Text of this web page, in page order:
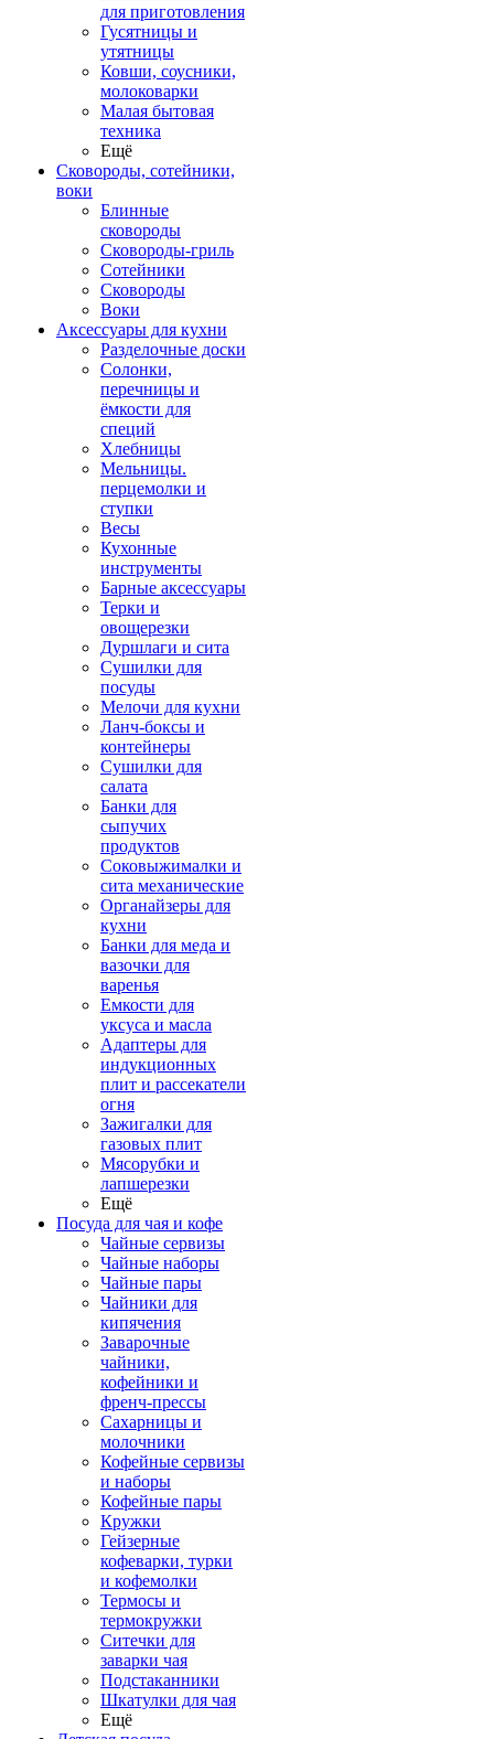
для приготовления
Гусятницы и
утятницы
Ковши, соусники,
молоковарки
Малая бытовая
техника
Ещё
Сковороды, сотейники,
воки
Блинные
сковороды
Сковороды-гриль
Сотейники
Сковороды
Воки
Аксессуары для кухни
Разделочные доски
Солонки,
перечницы и
ёмкости для
специй
Хлебницы
Мельницы.
перцемолки и
ступки
Весы
Кухонные
инструменты
Барные аксессуары
Терки и
овощерезки
Дуршлаги и сита
Сушилки для
посуды
Мелочи для кухни
Ланч-боксы и
контейнеры
Сушилки для
салата
Банки для
сыпучих
продуктов
Соковыжималки и
сита механические
Органайзеры для
кухни
Банки для меда и
вазочки для
варенья
Емкости для
уксуса и масла
Адаптеры для
индукционных
плит и рассекатели
огня
Зажигалки для
газовых плит
Мясорубки и
лапшерезки
Ещё
Посуда для чая и кофе
Чайные сервизы
Чайные наборы
Чайные пары
Чайники для
кипячения
Заварочные
чайники,
кофейники и
френч-прессы
Сахарницы и
молочники
Кофейные сервизы
и наборы
Кофейные пары
Кружки
Гейзерные
кофеварки, турки
и кофемолки
Термосы и
термокружки
Ситечки для
заварки чая
Подстаканники
Шкатулки для чая
Ещё